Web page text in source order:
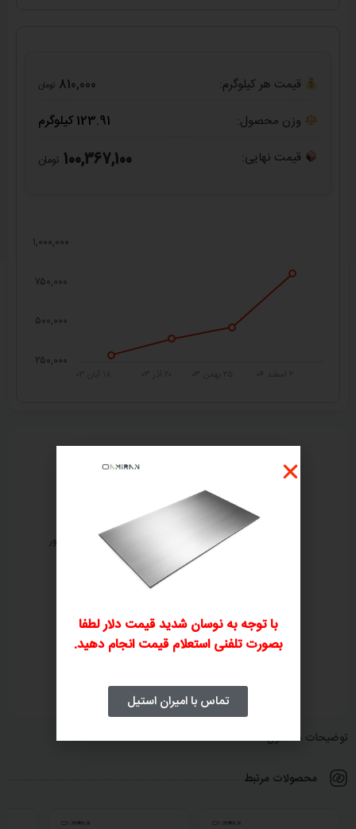
قیمت هر کیلوگرم: 810,000 تومان
وزن محصول:
123.91 کیلوگرم
قیمت نهایی:
100,367,100 تومان
۲۵۰,۰۰۰
۵۰۰,۰۰۰
۷۵۰,۰۰۰
۱,۰۰۰,۰۰۰
ثبت سفارش تلفنی بررسی و صدور پیش‌فاکتور
پرداخت فاکتور ارسال و تحویل کالا
توضیحات محصول
محصولات مرتبط
با توجه به نوسان شدید قیمت دلار لطفا
بصورت تلفنی استعلام قیمت انجام دهید.
تماس با امیران استیل